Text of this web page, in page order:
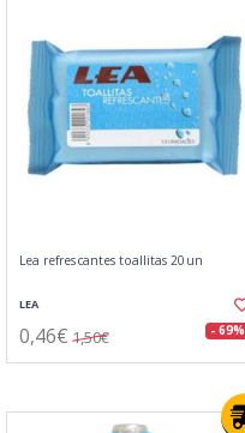
Lea refrescantes toallitas 20un
LEA
0,46€ 1,50€ - 69%